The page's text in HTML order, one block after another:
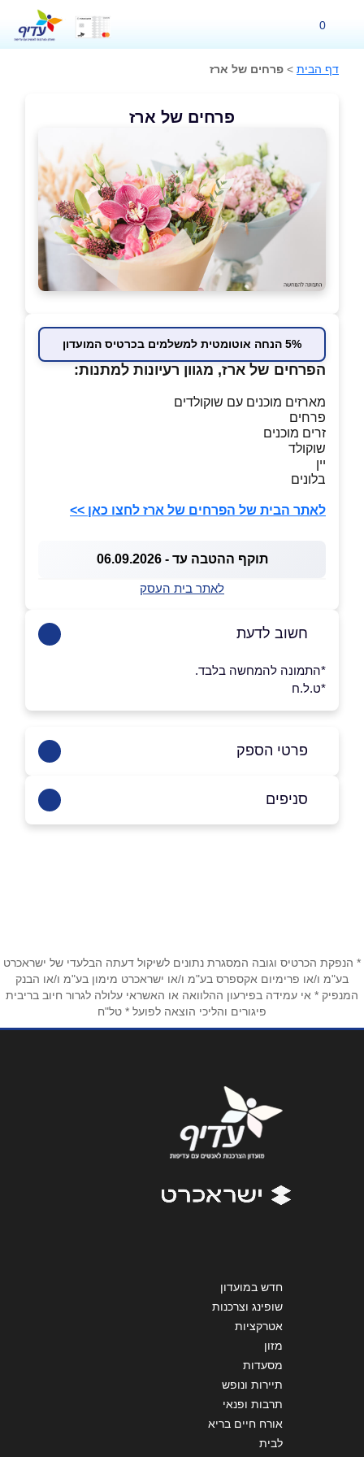
0
דף הבית > פרחים של ארז
פרחים של ארז
5% הנחה אוטומטית למשלמים בכרטיס המועדון
הפרחים של ארז, מגוון רעיונות למתנות:
מארזים מוכנים עם שוקולדים
פרחים
זרים מוכנים
שוקולד
יין
בלונים
לאתר הבית של הפרחים של ארז לחצו כאן >>
תוקף ההטבה עד - 06.09.2026
לאתר בית העסק
חשוב לדעת
*התמונה להמחשה בלבד.
*ט.ל.ח
פרטי הספק
025336363
טלפון*
אימייל*
אנא חזרו אלי בקשר ל...
סניפים
* הנפקת הכרטיס וגובה המסגרת נתונים לשיקול דעתה הבלעדי של ישראכרט
בע"מ ו/או פרימיום אקספרס בע"מ ו/או ישראכרט מימון בע"מ ו/או הבנק
המנפיק * אי עמידה בפירעון ההלוואה או האשראי עלולה לגרור חיוב בריבית
פיגורים והליכי הוצאה לפועל * טל"ח
חדש במועדון
שופינג וצרכנות
אטרקציות
מזון
מסעדות
תיירות ונופש
תרבות ופנאי
אורח חיים בריא
לבית